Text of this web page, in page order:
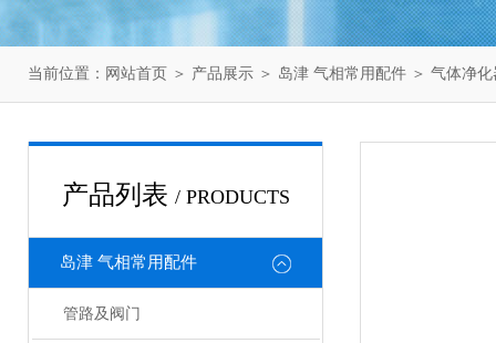
当前位置： 网站首页 ＞ 产品展示 ＞ 岛津 气相常用配件 ＞ 气体净化
产品列表 / PRODUCTS
岛津 气相常用配件
管路及阀门